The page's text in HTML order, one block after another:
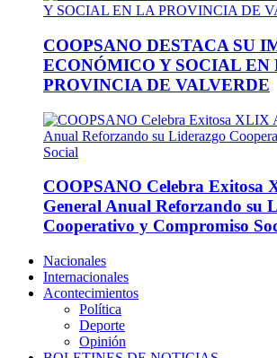
COOPSANO DESTACA SU
ECONÓMICO Y SOCIAL EN
PROVINCIA DE VALVERDE
COOPSANO Celebra Exitosa
General Anual Reforzando su
Cooperativo y Compromiso
Nacionales
Internacionales
Acontecimientos
Política
Deporte
Opinión